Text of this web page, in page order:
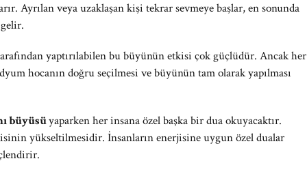
Ayrılan veya uzaklaşan kişi tekrar sevmeye başlar, en sonunda
yaptırılabilen bu büyünün etkisi çok güçlüdür. Ancak her
hocanın doğru seçilmesi ve büyünün tam olarak yapılması
büyüsüyaparken her insana özel başka bir dua okuyacaktır.
yükseltilmesidir. İnsanların enerjisine uygun özel dualar